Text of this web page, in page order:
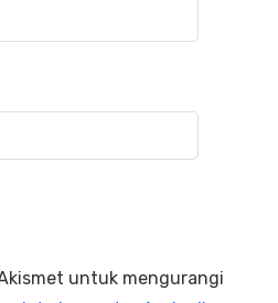
untuk mengurangi